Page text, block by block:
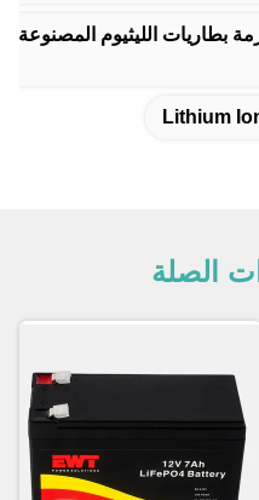
Lithium
الصلة